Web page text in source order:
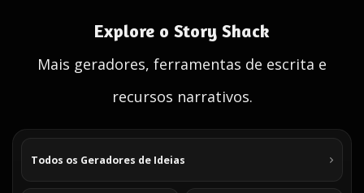
Explore o Story Shack
Mais geradores, ferramentas de escrita e
recursos narrativos.
Todos os Geradores de Ideias